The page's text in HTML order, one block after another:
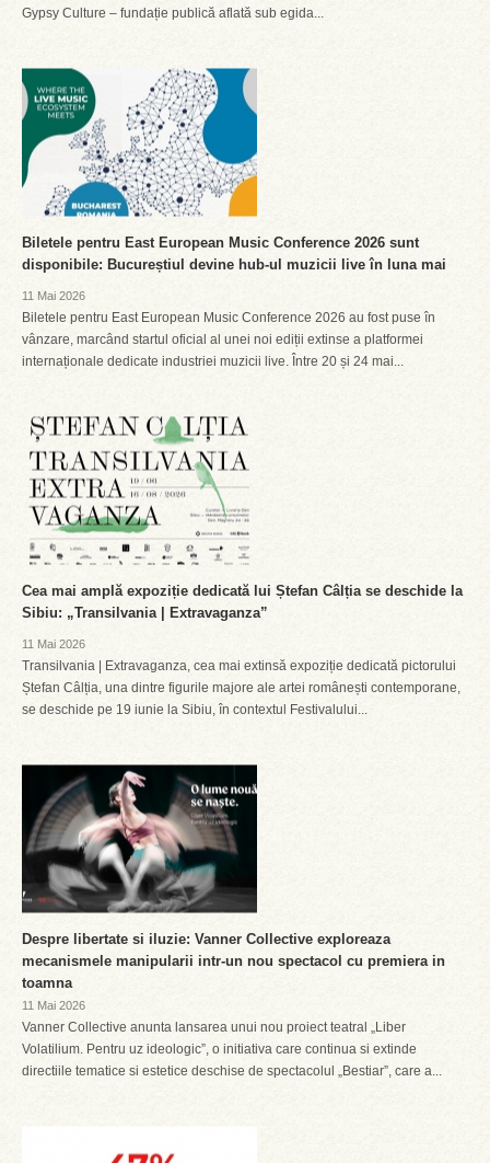
Gypsy Culture – fundație publică aflată sub egida...
Biletele pentru East European Music Conference 2026 sunt
disponibile: Bucureștiul devine hub-ul muzicii live în luna mai
11 Mai 2026
Biletele pentru East European Music Conference 2026 au fost puse în
vânzare, marcând startul oficial al unei noi ediții extinse a platformei
internaționale dedicate industriei muzicii live. Între 20 și 24 mai...
Cea mai amplă expoziție dedicată lui Ștefan Câlția se deschide la
Sibiu: „Transilvania | Extravaganza”
11 Mai 2026
Transilvania | Extravaganza, cea mai extinsă expoziție dedicată pictorului
Ștefan Câlția, una dintre figurile majore ale artei românești contemporane,
se deschide pe 19 iunie la Sibiu, în contextul Festivalului...
Despre libertate si iluzie: Vanner Collective exploreaza
mecanismele manipularii intr-un nou spectacol cu premiera in
toamna
11 Mai 2026
Vanner Collective anunta lansarea unui nou proiect teatral „Liber
Volatilium. Pentru uz ideologic”, o initiativa care continua si extinde
directiile tematice si estetice deschise de spectacolul „Bestiar”, care a...